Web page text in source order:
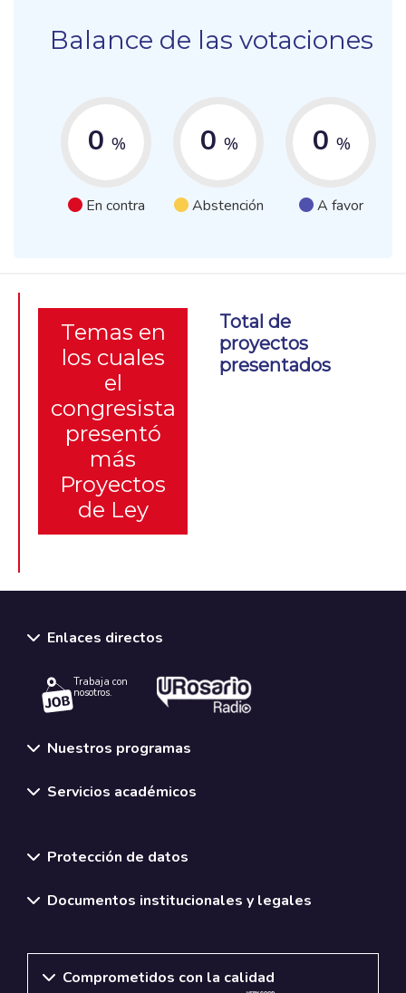
Balance de las votaciones
0 %
En contra
0 %
Abstención
0 %
A favor
Temas en
los cuales
el
congresista
presentó
más
Proyectos
de Ley
Total de
proyectos
presentados
Enlaces directos
Trabaja con
nosotros.
Nuestros programas
Servicios académicos
Protección de datos
Documentos institucionales y legales
Comprometidos con la calidad